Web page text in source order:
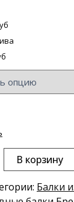
В корзину
Балки